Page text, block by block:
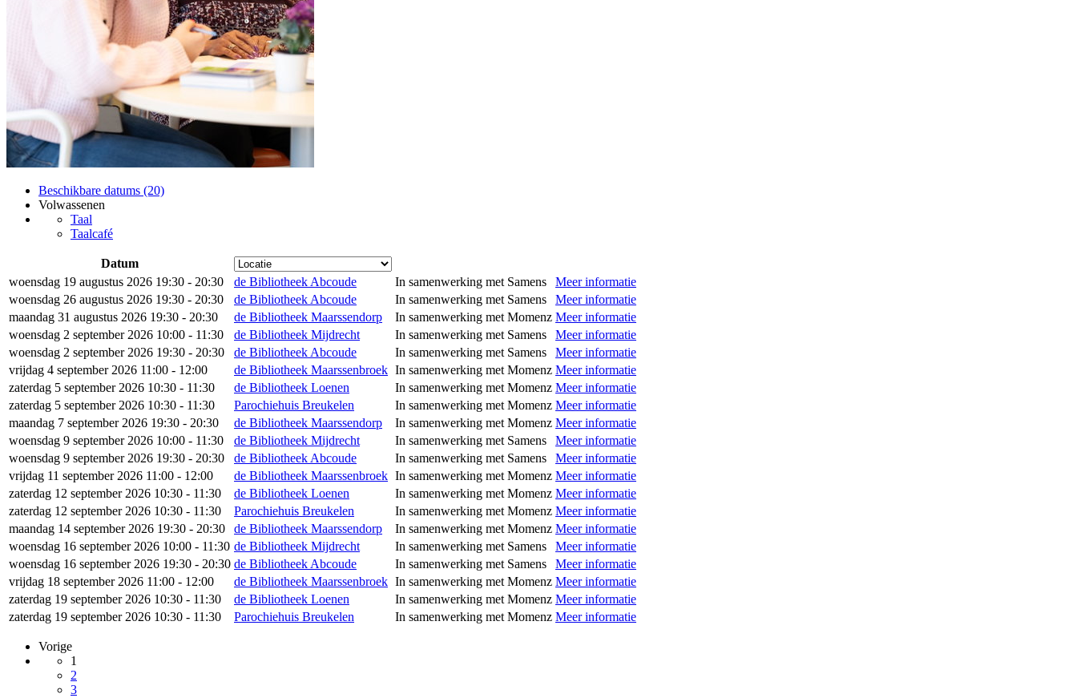
Beschikbare datums (20)
Volwassenen
Taal
Taalcafé
Datum
woensdag 19 augustus 2026 19:30 - 20:30
de Bibliotheek Abcoude In samenwerking met Samens
Meer informatie
woensdag 26 augustus 2026 19:30 - 20:30
de Bibliotheek Abcoude In samenwerking met Samens
Meer informatie
maandag 31 augustus 2026 19:30 - 20:30
de Bibliotheek Maarssendorp In samenwerking met Momenz Meer informatie
woensdag 2 september 2026 10:00 - 11:30
de Bibliotheek Mijdrecht In samenwerking met Samens
Meer informatie
woensdag 2 september 2026 19:30 - 20:30
de Bibliotheek Abcoude In samenwerking met Samens
Meer informatie
vrijdag 4 september 2026 11:00 - 12:00
de Bibliotheek Maarssenbroek In samenwerking met Momenz Meer informatie
zaterdag 5 september 2026 10:30 - 11:30
de Bibliotheek Loenen In samenwerking met Momenz Meer informatie
zaterdag 5 september 2026 10:30 - 11:30
Parochiehuis Breukelen In samenwerking met Momenz Meer informatie
maandag 7 september 2026 19:30 - 20:30
de Bibliotheek Maarssendorp In samenwerking met Momenz Meer informatie
woensdag 9 september 2026 10:00 - 11:30
de Bibliotheek Mijdrecht In samenwerking met Samens
Meer informatie
woensdag 9 september 2026 19:30 - 20:30
de Bibliotheek Abcoude In samenwerking met Samens
Meer informatie
vrijdag 11 september 2026 11:00 - 12:00
de Bibliotheek Maarssenbroek In samenwerking met Momenz Meer informatie
zaterdag 12 september 2026 10:30 - 11:30
de Bibliotheek Loenen In samenwerking met Momenz Meer informatie
zaterdag 12 september 2026 10:30 - 11:30
Parochiehuis Breukelen In samenwerking met Momenz Meer informatie
maandag 14 september 2026 19:30 - 20:30
de Bibliotheek Maarssendorp In samenwerking met Momenz Meer informatie
woensdag 16 september 2026 10:00 - 11:30 de Bibliotheek Mijdrecht In samenwerking met Samens
Meer informatie
woensdag 16 september 2026 19:30 - 20:30 de Bibliotheek Abcoude In samenwerking met Samens
Meer informatie
vrijdag 18 september 2026 11:00 - 12:00
de Bibliotheek Maarssenbroek In samenwerking met Momenz Meer informatie
zaterdag 19 september 2026 10:30 - 11:30
de Bibliotheek Loenen In samenwerking met Momenz Meer informatie
zaterdag 19 september 2026 10:30 - 11:30
Parochiehuis Breukelen In samenwerking met Momenz Meer informatie
Vorige
1
2
3